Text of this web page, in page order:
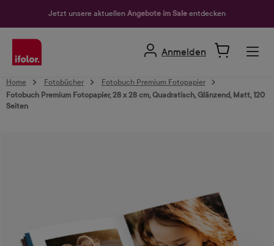
Jetzt unsere aktuellen Angebote im Sale entdecken
Anmelden
Home Fotobücher
Fotobuch Premium Fotopapier
Fotobuch Premium Fotopapier, 28 x 28 cm, Quadratisch, Glänzend, Matt, 120
Seiten